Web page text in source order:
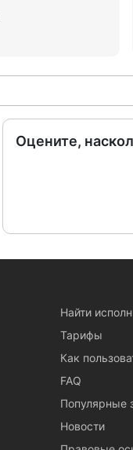
Оцените,
Найти
Тарифы
Как
FAQ
Популярные
Новости